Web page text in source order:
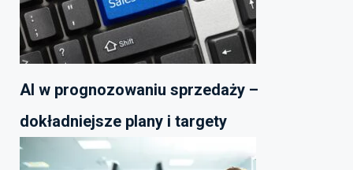
AI w prognozowaniu sprzedaży –
dokładniejsze plany i targety